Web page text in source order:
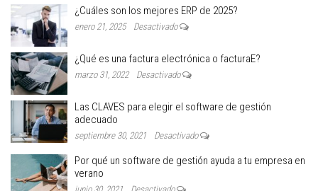
¿Cuáles son los mejores ERP de 2025?
enero 21, 2025 Desactivado
¿Qué es una factura electrónica o facturaE?
marzo 31, 2022 Desactivado
Las CLAVES para elegir el software de gestión
adecuado
septiembre 30, 2021 Desactivado
Por qué un software de gestión ayuda a tu empresa en
verano